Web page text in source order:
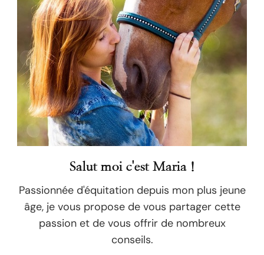
Salut moi c'est Maria !
Passionnée d'équitation depuis mon plus jeune
âge, je vous propose de vous partager cette
passion et de vous offrir de nombreux
conseils.